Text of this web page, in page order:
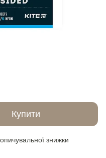
Купити
знижки